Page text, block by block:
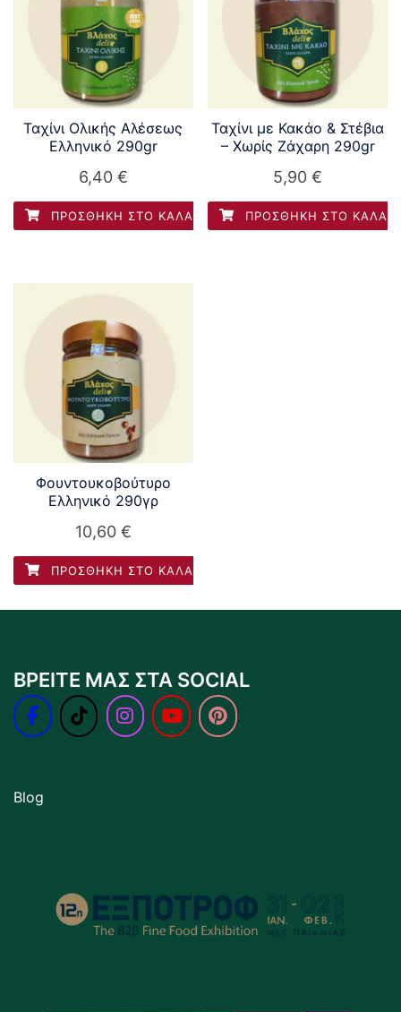
Ταχίνι Ολικής Αλέσεως
Ελληνικό 290gr
6,40 €
ΠΡΟΣΘΉΚΗ ΣΤΟ ΚΑΛΆΘΙ
Ταχίνι με Κακάο & Στέβια
– Χωρίς Ζάχαρη 290gr
5,90€
ΠΡΟΣΘΉΚΗ ΣΤΟ ΚΑΛΆΘΙ
Φουντουκοβούτυρο
Ελληνικό 290γρ
10,60 €
ΠΡΟΣΘΉΚΗ ΣΤΟ ΚΑΛΆΘΙ
ΒΡΕΙΤΕ ΜΑΣ ΣΤΑ SOCIAL
Blog